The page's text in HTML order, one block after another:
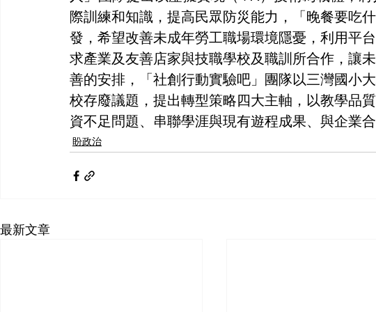
際訓練和知識，提高民眾防災能力，「晚餐要吃
發，希望改善未成年勞工職場環境隱憂，利用平
求產業及友善店家與技職學校及職訓所合作，讓
善的安排，「社創行動實驗吧」團隊以三灣國小
校存廢議題，提出轉型策略四大主軸，以教學品
資不足問題、串聯學涯與現有遊程成果、與企業
盼政治
最新文章